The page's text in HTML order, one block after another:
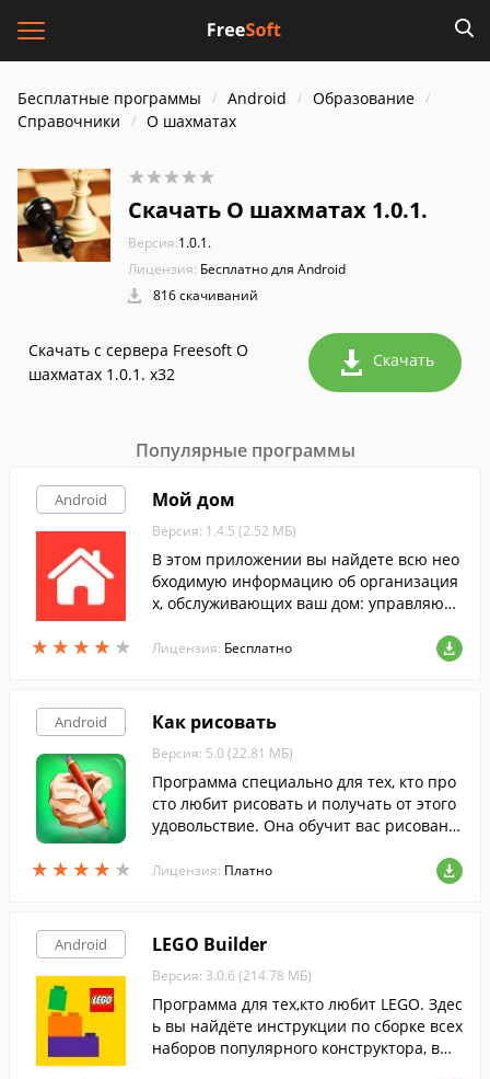
Бесплатные программы Android
Образование
Справочники
О шахматах
Скачать О шахматах 1.0.1.
Версия:1.0.1.
Лицензия: Бесплатно для Android
816 скачиваний
Скачать с сервера Freesoft О
шахматах 1.0.1. x32
Скачать
Популярные программы
Android
★ ★ ★ ★ ★
★ ★ ★ ★ ★
Мой дом
Версия: 1.4.5 (2.52 МБ)
В этом приложении вы найдете всю нео
бходимую информацию об организация
х, обслуживающих ваш дом: управляющ
х, ОВД, почтовых отделениях и других.
Лицензия: Бесплатно
Android
★ ★ ★ ★ ★
★ ★ ★ ★ ★
Как рисовать
Версия: 5.0 (22.81 МБ)
Программа специально для тех, кто про
сто любит рисовать и получать от этого
удовольствие. Она обучит вас рисовани
ых персонажей, животных, машин и т.д.
Лицензия: Платно
Android LEGO Builder
Версия: 3.0.6 (214.78 МБ)
Программа для тех,кто любит LEGO. Здес
ь вы найдёте инструкции по сборке всех
наборов популярного конструктора, вып